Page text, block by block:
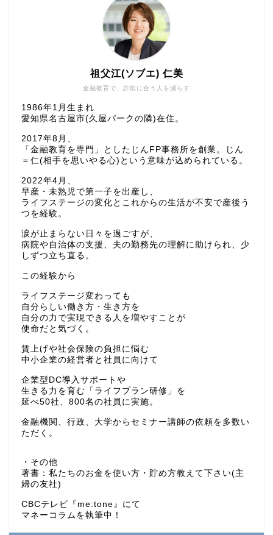
金融教育で、詐欺に合う人を減らす
祖父江(ソブエ) 仁美
1986年1月生まれ
愛知県名古屋市(久屋パークの隣)在住。
2017年8月、
「金融教育を専門」としたじんFP事務所を創業。じん
＝仁(相手を思いやる心)という意味が込められている。
2022年4月、
早産・未熟児で第一子を出産し、
ライフステージの変化とこれからの生活が不安で産後う
つを経験。
涙が止まらない日々を過ごすが、
病院や自治体の支援、夫の勤務先の理解に助けられ、少
しずつ立ち直る。
この経験から
ライフステージ変わっても
自分らしい働き方・生き方を
自分の力で実現できる人を増やすことが
使命だと気づく。
賃上げや社会保険の負担に悩む
中小企業の経営者と社員に向けて
企業型DC導入サポートや
生きる力を育む「ライフプラン研修」を
延べ50社、800名の社員に実施。
金融機関、行政、大学からセミナー講師の依頼を多数い
ただく。
・その他
著書：私たちのお金を使い方・貯め方教えて下さい(主
婦の友社)
CBCテレビ『me:tone』にて
マネーコラムを執筆中！